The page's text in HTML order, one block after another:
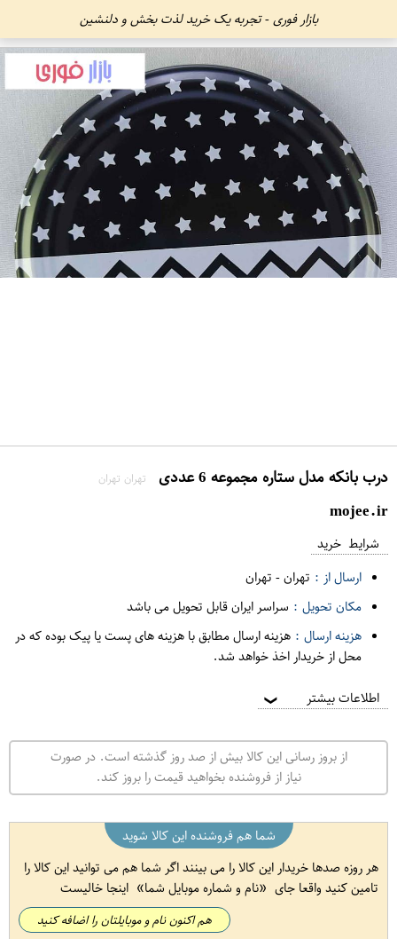
بازار فوری - تجربه یک خرید لذت بخش و دلنشین
درب بانکه مدل ستاره مجموعه 6 عددی تهران تهران
mojee.ir
شرایط خرید
ارسال از : تهران- تهران
مکان تحویل : سراسر ایران قابل تحویل می باشد
هزینه ارسال : هزینه ارسال مطابق با هزینه های پست یا پیک بوده که در
محل از خریدار اخذ خواهد شد.
اطلاعات بیشتر ❯
از بروز رسانی این کالا بیش از صد روز گذشته است. در صورت
نیاز از فروشنده بخواهید قیمت را بروز کند.
شما هم فروشنده این کالا شوید
هر روزه صدها خریدار این کالا را می بینند اگر شما هم می توانید این کالا را
تامین کنید واقعا جای
نام و شماره موبایل شما اینجا خالیست
هم اکنون نام و موبایلتان را اضافه کنید